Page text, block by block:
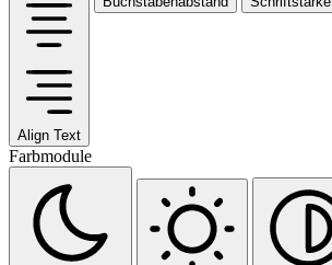
Align Text
Farbmodule